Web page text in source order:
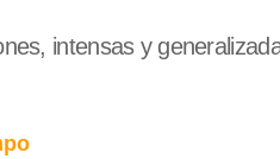
intensas y